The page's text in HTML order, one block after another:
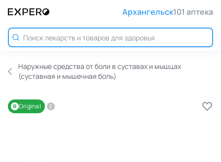
Архангельск101 аптека
Наружные средства от боли в суставах и мышцах
(суставная и мышечная боль)
Original